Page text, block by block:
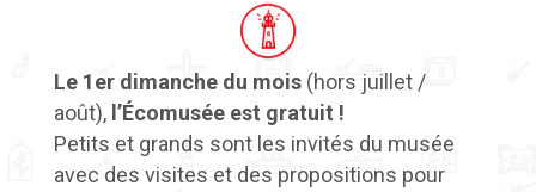
Le 1er dimanche du mois (hors juillet /
août), l’Écomusée est gratuit !
Petits et grands sont les invités du musée
avec des visites et des propositions pour